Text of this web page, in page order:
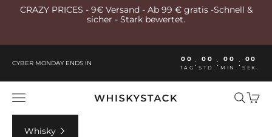
Zum Inhalt springen
CRAZY PRICES - 9€ Versand - Ab 99 € gratis -Schnell &
sicher - Stark bewertet.
CYBER MONDAY ENDS IN 00
TAG : 00
STD. : 00
MIN. : 00
SEK.
Whiskystack Germany
Menü Suchen
Whisky